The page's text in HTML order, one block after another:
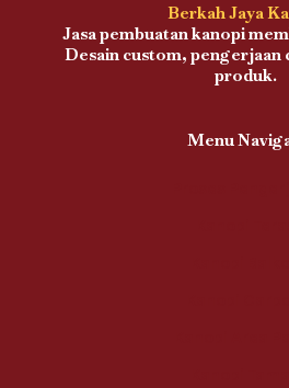
Berkah Jaya
Jasa pembuatan kanopi
Desain custom, pengerjaan
produk.
Menu